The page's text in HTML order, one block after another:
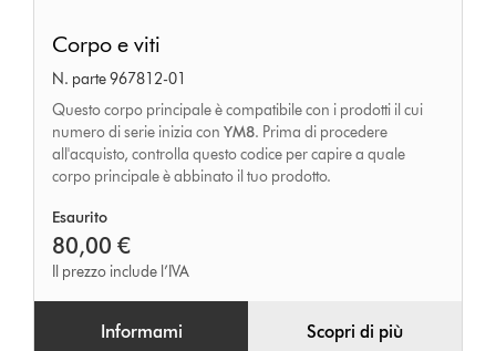
e
viti
Corpo e viti
N. parte 967812-01
Questo corpo principale è compatibile con i prodotti il cui
numero di serie inizia conYM8. Prima di procedere
all'acquisto, controlla questo codice per capire a quale
corpo principale è abbinato il tuo prodotto.
Esaurito
80,00 €
Il prezzo include l’IVA
Informami Scopri di più